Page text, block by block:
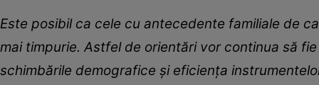
Este posibil ca cele cu antecedente familiale de
mai timpurie. Astfel de orientări vor continua să
schimbările demografice şi eficienţa